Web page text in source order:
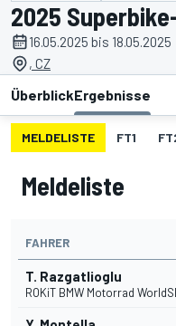
2025
16.05.2025 bis 18.05.2025
, CZ
ÜberblickErgebnisse
MELDELISTE FT1
Meldeliste
FAHRER
T. Razgatlioglu
ROKiT BMW Motorrad